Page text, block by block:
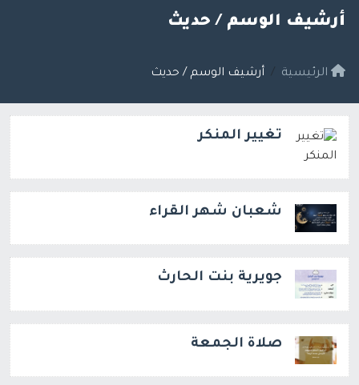
أرشيف الوسم / حديث
الرئيسية أرشيف الوسم / حديث
تغيير المنكر
شعبان شهر القراء
جويرية بنت الحارث
صلاة الجمعة